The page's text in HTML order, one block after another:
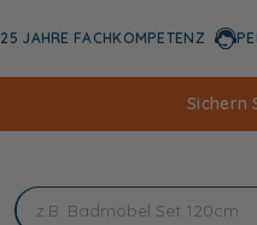
25 JAHRE FACHKOMPETENZ
Sichern